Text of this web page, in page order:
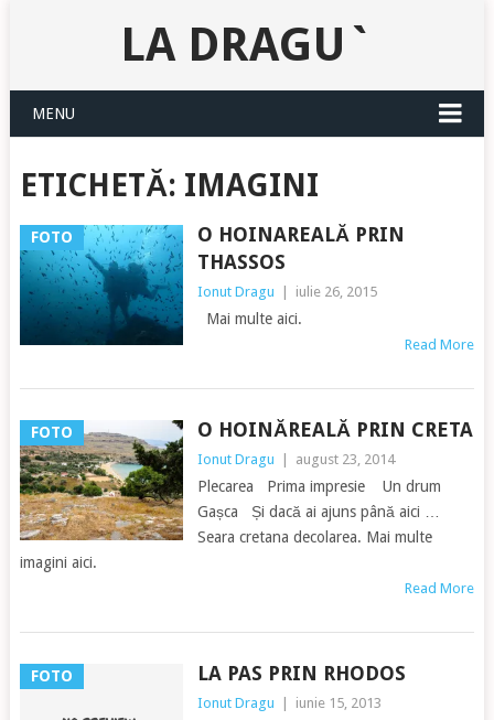
LA DRAGU`
MENU
ETICHETĂ: IMAGINI
FOTO
O HOINAREALĂ PRIN
THASSOS
Ionut Dragu iulie 26, 2015
Mai multe aici.
Read More
FOTO O HOINĂREALĂ PRIN CRETA
Ionut Dragu august 23, 2014
Plecarea Prima impresie Un drum
Gașca Și dacă ai ajuns până aici …
Seara cretana decolarea. Mai multe
imagini aici.
Read More
FOTO LA PAS PRIN RHODOS
Ionut Dragu iunie 15, 2013